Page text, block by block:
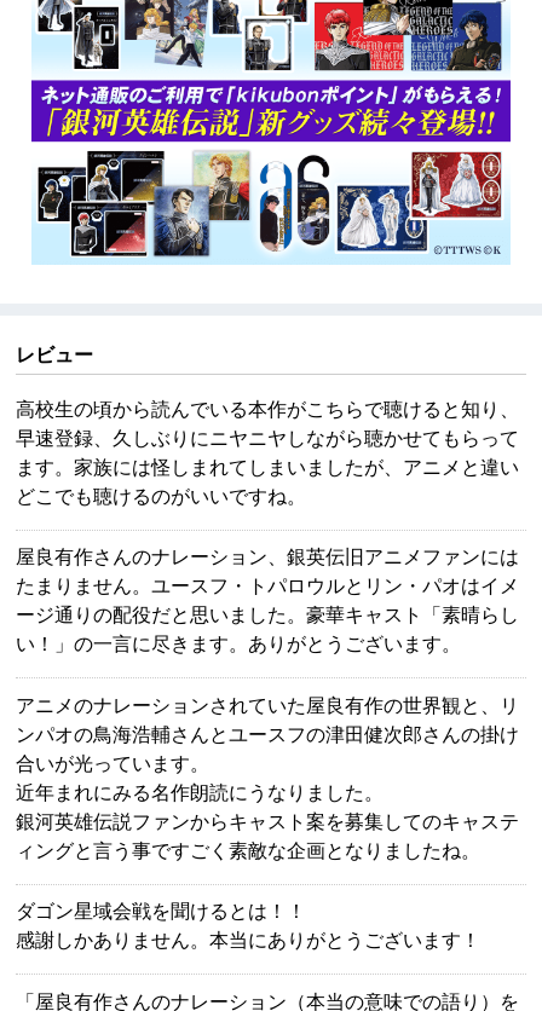
レビュー
高校生の頃から読んでいる本作がこちらで聴けると知り、
早速登録、久しぶりにニヤニヤしながら聴かせてもらって
ます。家族には怪しまれてしまいましたが、アニメと違い
どこでも聴けるのがいいですね。
屋良有作さんのナレーション、銀英伝旧アニメファンには
たまりません。ユースフ・トパロウルとリン・パオはイメ
ージ通りの配役だと思いました。豪華キャスト「素晴らし
い！」の一言に尽きます。ありがとうございます。
アニメのナレーションされていた屋良有作の世界観と、リ
ンパオの鳥海浩輔さんとユースフの津田健次郎さんの掛け
合いが光っています。
近年まれにみる名作朗読にうなりました。
銀河英雄伝説ファンからキャスト案を募集してのキャステ
ィングと言う事ですごく素敵な企画となりましたね。
ダゴン星域会戦を聞けるとは！！
感謝しかありません。本当にありがとうございます！
「屋良有作さんのナレーション（本当の意味での語り）を